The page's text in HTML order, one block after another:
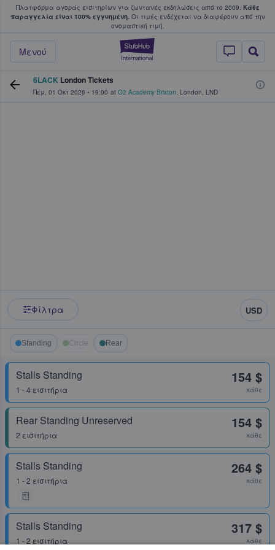
Πλατφόρμα αγοράς εισιτηρίων για ζωντανές εκδηλώσεις από το 2009. Κάθε
παραγγελία είναι 100% εγγυημένη. Οι τιμές ενδέχεται να διαφέρουν από την
oνομαστική τιμή.
StubHub - Όπου
Μενού
φαν αγοράζουν και πουλούν
6LACK London Tickets
Πέμ, 01 Οκτ 2026 • 19:00 at O2 Academy Brixton, London, LND
Φίλτρα USD
Standing Circle Rear
Stalls Standing
1 - 4 εισιτήρια
154 $
κάθε
Rear Standing Unreserved
2 εισιτήρια
154 $
κάθε
Stalls Standing
1 - 2 εισιτήρια
264 $
κάθε
Stalls Standing
1 - 2 εισιτήρια
317 $
κάθε